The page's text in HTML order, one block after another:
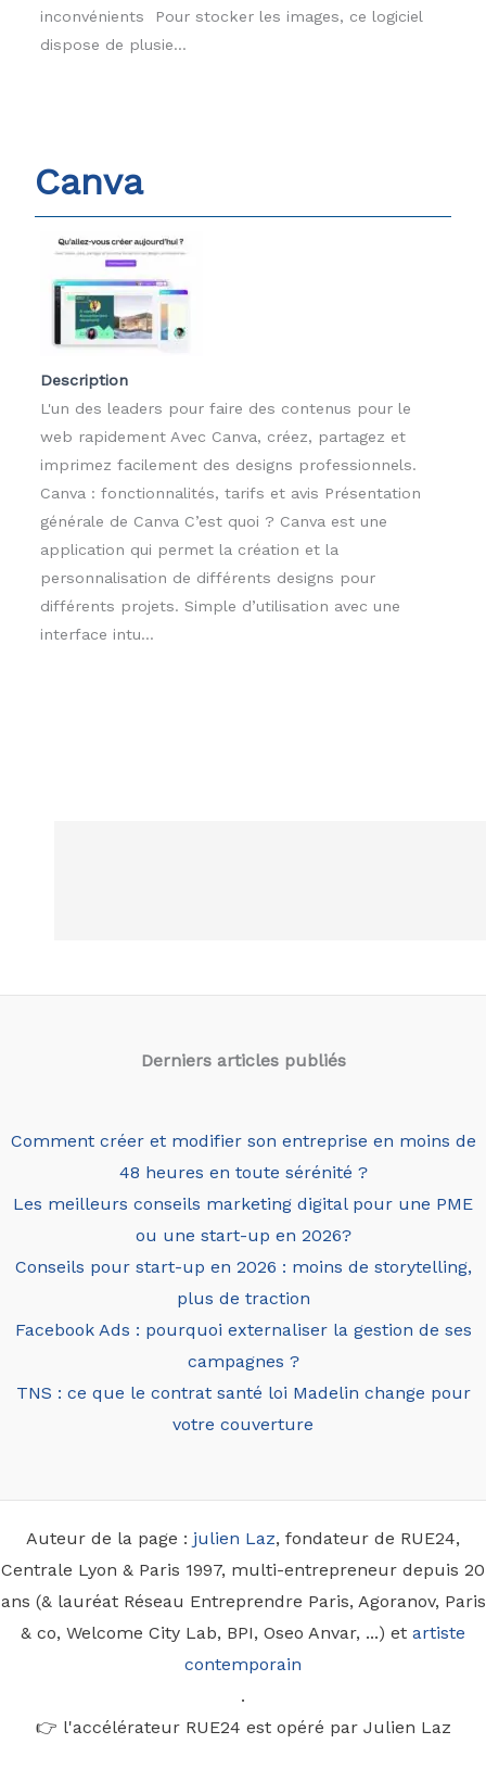
inconvénients Pour stocker les images, ce logiciel
dispose de plusie...
Canva
Description
L'un des leaders pour faire des contenus pour le
web rapidement Avec Canva, créez, partagez et
imprimez facilement des designs professionnels.
Canva : fonctionnalités, tarifs et avis Présentation
générale de Canva C’est quoi ? Canva est une
application qui permet la création et la
personnalisation de différents designs pour
différents projets. Simple d’utilisation avec une
interface intu...
Derniers articles publiés
Comment créer et modifier son entreprise en moins de
48 heures en toute sérénité ?
Les meilleurs conseils marketing digital pour une PME
ou une start-up en 2026?
Conseils pour start-up en 2026 : moins de storytelling,
plus de traction
Facebook Ads : pourquoi externaliser la gestion de ses
campagnes ?
TNS : ce que le contrat santé loi Madelin change pour
votre couverture
Auteur de la page : julien Laz, fondateur de RUE24,
Centrale Lyon & Paris 1997, multi-entrepreneur depuis 20
ans (& lauréat Réseau Entreprendre Paris, Agoranov, Paris
& co, Welcome City Lab, BPI, Oseo Anvar, ...) et artiste
contemporain
.
👉 l'accélérateur RUE24 est opéré par Julien Laz